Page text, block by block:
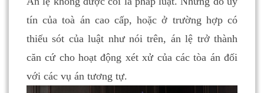
tín của toà án cao cấp, hoặc ở trường hợp có
thiếu sót của luật như nói trên, án lệ trở thành
căn cứ cho hoạt động xét xử của các tòa án đối
với các vụ án tương tự.